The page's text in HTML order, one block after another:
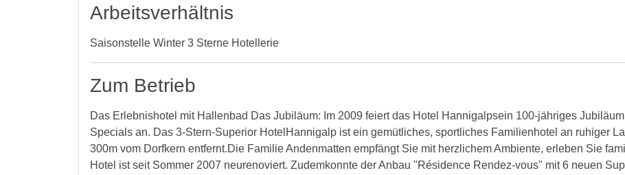
Arbeitsverhältnis
Saisonstelle Winter 3 Sterne Hotellerie
Zum Betrieb
Das Erlebnishotel mit Hallenbad Das Jubiläum: Im 2009 feiert das Hotel Hannigalpsein 100-jähriges
Specials an. Das 3-Stern-Superior HotelHannigalp ist ein gemütliches, sportliches Familienhotel an ruhiger
300m vom Dorfkern entfernt.Die Familie Andenmatten empfängt Sie mit herzlichem Ambiente, erleben Sie
Hotel ist seit Sommer 2007 neurenoviert. Zudemkonnte der Anbau "Résidence Rendez-vous" mit 6 neuen